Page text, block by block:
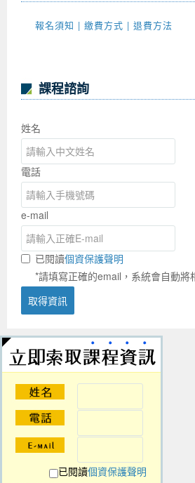
報名須知 | 繳費方式 | 退費方法
課程諮詢
姓名
電話
e-mail
已閱讀個資保護聲明
*請填寫正確的email，系統會自動將
取得資訊
已閱讀個資保護聲明